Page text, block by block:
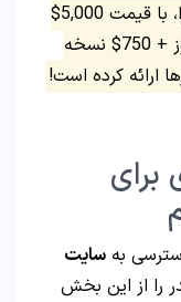
شرکت متاکوتس لایسنس متاتریدر 4 را، با قیمت 5,000$
و ماهانه 1,750$ (1,000$ نسخه ویندوز + 750$ نسخه
ارائه کرده است!
4 آلپاری برای
به سایت
را از این بخش